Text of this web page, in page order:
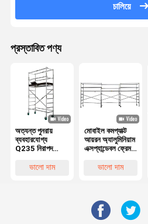
চালিয়ে
প্রস্তাবিত পণ্য
অত্যন্ত পুনরায়
ব্যবহারযোগ্য
Q235 নিরাপদ
ফ্রেম এবং বোর্ড
ভালো দাম
মোবাইল কমপ্যাক্ট
আয়রন অ্যালুমিনিয়াম
এক্সপ্যান্ডেবল ফ্রেম
স্কাফোল্ডিং কাঠের
ভালো দাম